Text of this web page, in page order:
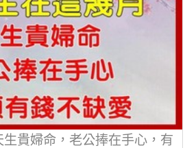
貴婦命，老公捧在手心，有